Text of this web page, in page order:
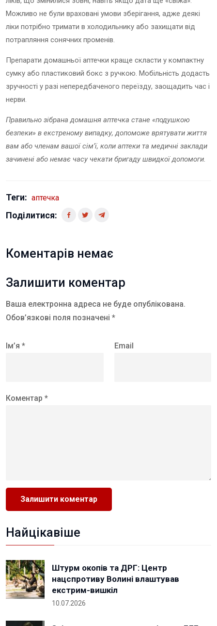
Можливо не були враховані умови зберігання, адже деякі
ліки потрібно тримати в холодильнику або захищати від
потрапляння сонячних променів.
Препарати домашньої аптечки краще скласти у компактну
сумку або пластиковий бокс з ручкою. Мобільність додасть
зручності у разі непередбаченого переїзду, заощадить час і
нерви.
Правильно зібрана домашня аптечка стане «подушкою
безпеки» в екстреному випадку, допоможе врятувати життя
вам або членам вашої сім’ї, коли аптеки та медичні заклади
зачинені або немає часу чекати бригаду швидкої допомоги.
Теги: аптечка
Поділитися:
Коментарів немає
Залишити коментар
Ваша електронна адреса не буде опублікована.
Обов’язкові поля позначені *
Ім’я * Email
Коментар *
Найцікавіше
Штурм окопів та ДРГ: Центр
нацспротиву Волині влаштував
екстрим-вишкіл
10.07.2026